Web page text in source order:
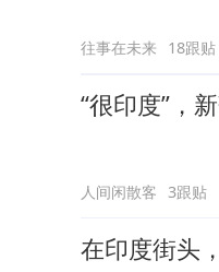
往事在未来 18跟贴
“很印度”，
人间闲散客 3跟贴
在印度街头